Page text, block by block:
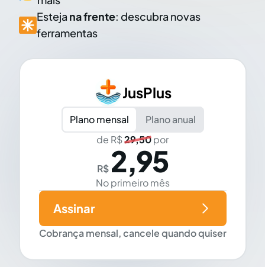
Esteja na frente: descubra novas
ferramentas
JusPlus
Plano mensal
Plano anual
de R$29,50por
R$ 2,95
No primeiro mês
Cobrança mensal, cancele quando quiser
Assinar